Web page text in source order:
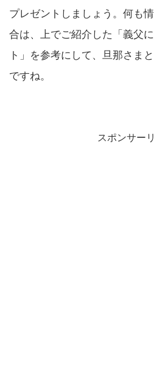
プレゼントしましょう。何も
合は、上でご紹介した「義父
ト」を参考にして、旦那さま
ですね。
スポンサー